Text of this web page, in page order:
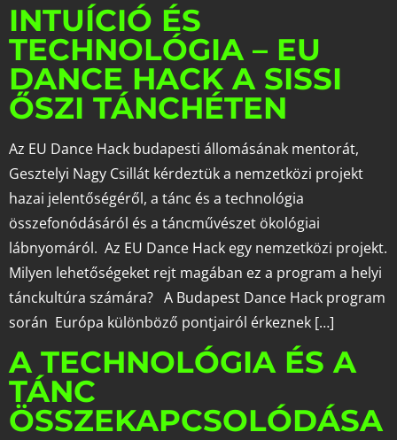
INTUÍCIÓ ÉS
TECHNOLÓGIA – EU
DANCE HACK A SISSI
ŐSZI TÁNCHÉTEN
Az EU Dance Hack budapesti állomásának mentorát,
Gesztelyi Nagy Csillát kérdeztük a nemzetközi projekt
hazai jelentőségéről, a tánc és a technológia
összefonódásáról és a táncművészet ökológiai
lábnyomáról. Az EU Dance Hack egy nemzetközi projekt.
Milyen lehetőségeket rejt magában ez a program a helyi
tánckultúra számára? A Budapest Dance Hack program
során Európa különböző pontjairól érkeznek […]
A TECHNOLÓGIA ÉS A
TÁNC
ÖSSZEKAPCSOLÓDÁSA